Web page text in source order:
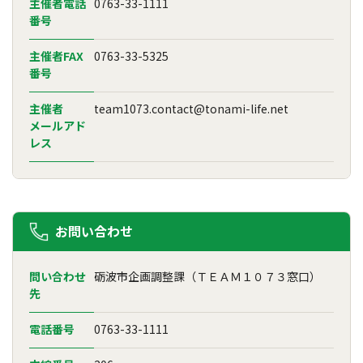
主催者電話
番号
0763-33-1111
主催者FAX
番号
0763-33-5325
主催者
メールアド
レス
team1073.contact@tonami-life.net
お問い合わせ
問い合わせ
先
砺波市企画調整課（ＴＥＡＭ１０７３窓口）
電話番号 0763-33-1111